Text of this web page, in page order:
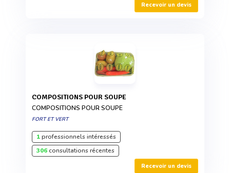
Recevoir un devis
COMPOSITIONS POUR SOUPE
COMPOSITIONS POUR SOUPE
FORT ET VERT
1professionnels intéressés
306consultations récentes
Recevoir un devis